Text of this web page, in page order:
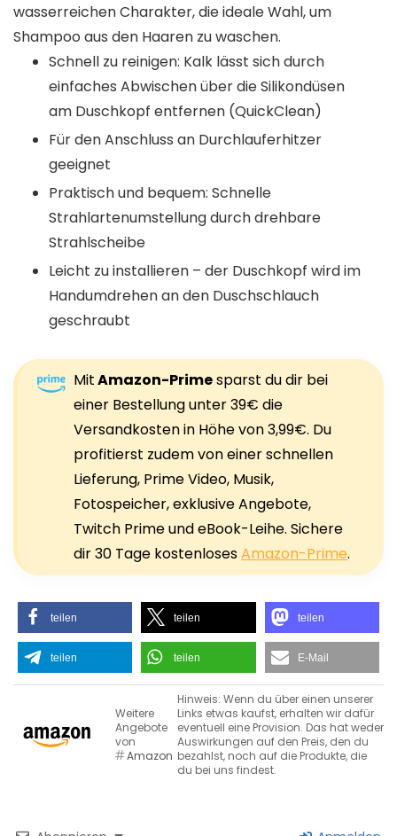
wasserreichen Charakter, die ideale Wahl, um
Shampoo aus den Haaren zu waschen.
Schnell zu reinigen: Kalk lässt sich durch
einfaches Abwischen über die Silikondüsen
am Duschkopf entfernen (QuickClean)
Für den Anschluss an Durchlauferhitzer
geeignet
Praktisch und bequem: Schnelle
Strahlartenumstellung durch drehbare
Strahlscheibe
Leicht zu installieren – der Duschkopf wird im
Handumdrehen an den Duschschlauch
geschraubt
MitAmazon-Primesparst du dir bei
einer Bestellung unter 39€ die
Versandkosten in Höhe von 3,99€. Du
profitierst zudem von einer schnellen
Lieferung, Prime Video, Musik,
Fotospeicher, exklusive Angebote,
Twitch Prime und eBook-Leihe. Sichere
dir 30 Tage kostenlosesAmazon-Prime.
teilen teilen teilen
teilen teilen E-Mail
Weitere
Angebote
von
Amazon
Hinweis: Wenn du über einen unserer
Links etwas kaufst, erhalten wir dafür
eventuell eine Provision. Das hat weder
Auswirkungen auf den Preis, den du
bezahlst, noch auf die Produkte, die
du bei uns findest.